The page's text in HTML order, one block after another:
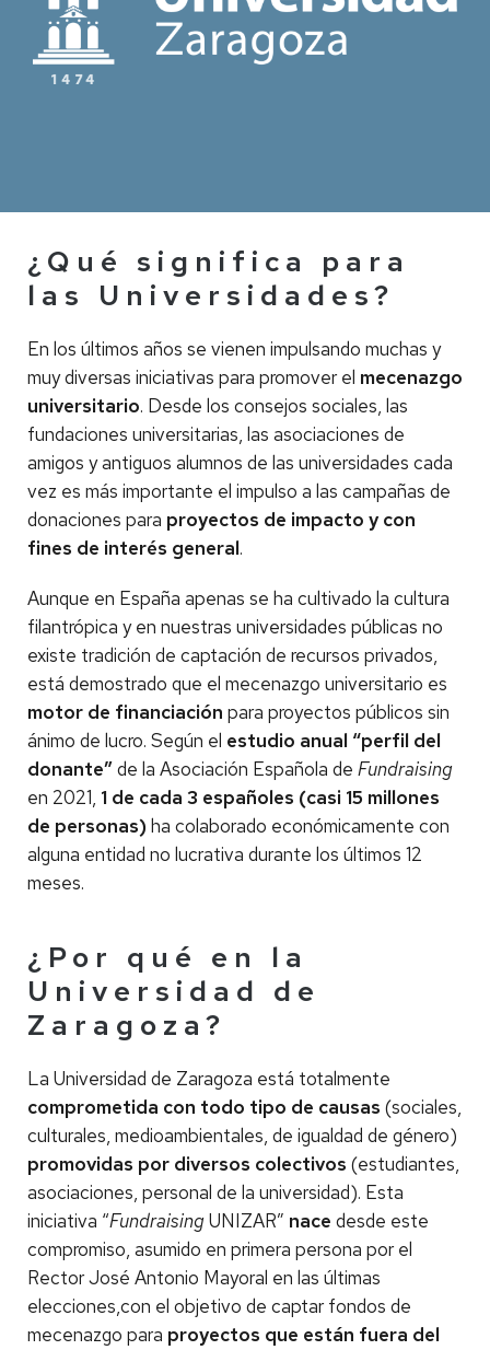
¿Qué significa para
las Universidades?
En los últimos años se vienen impulsando muchas y
muy diversas iniciativas para promover el mecenazgo
universitario. Desde los consejos sociales, las
fundaciones universitarias, las asociaciones de
amigos y antiguos alumnos de las universidades cada
vez es más importante el impulso a las campañas de
donaciones para proyectos de impacto y con
fines de interés general.
Aunque en España apenas se ha cultivado la cultura
filantrópica y en nuestras universidades públicas no
existe tradición de captación de recursos privados,
está demostrado que el mecenazgo universitario es
motor de financiación para proyectos públicos sin
ánimo de lucro. Según el estudio anual “perfil del
donante”de la Asociación Española de Fundraising
en 2021, 1 de cada 3 españoles (casi 15 millones
de personas) ha colaborado económicamente con
alguna entidad no lucrativa durante los últimos 12
meses.
¿Por qué en la
Universidad de
Zaragoza?
La Universidad de Zaragoza está totalmente
comprometida con todo tipo de causas (sociales,
culturales, medioambientales, de igualdad de género)
promovidas por diversos colectivos (estudiantes,
asociaciones, personal de la universidad). Esta
iniciativa “FundraisingUNIZAR” nace desde este
compromiso, asumido en primera persona por el
Rector José Antonio Mayoral en las últimas
elecciones,con el objetivo de captar fondos de
mecenazgo para proyectos que están fuera del